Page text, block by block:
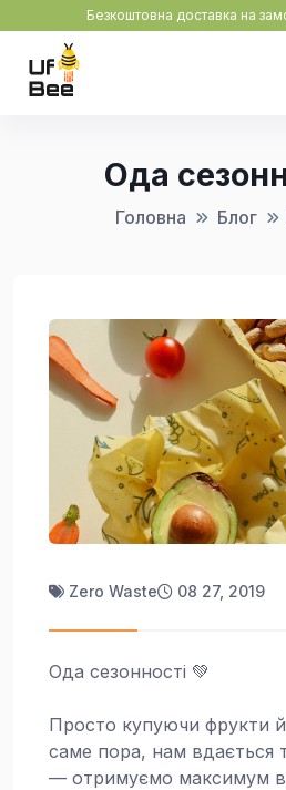
Безкоштовна доставка на
Ода
Головна Блог
Zero Waste 08 27, 2019
Ода сезонності 💚
Просто купуючи фрукти й
саме пора, нам вдається
— отримуємо максимум